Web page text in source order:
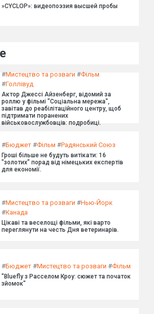
»CYCLOP»: видеопоэзия высшей пробы
#Мистецтво та розваги #Фільм
#Голлівуд
Актор Джессі Айзенберг, відомий за
роллю у фільмі "Соціальна мережа",
завітав до реабілітаційного центру, щоб
підтримати поранених
військовослужбовців: подробиці.
#Бюджет #Фільм #Радянський Союз
Гроші більше не будуть витікати: 16
"золотих" порад від німецьких експертів
для економії.
#Мистецтво та розваги #Нью-Йорк
#Канада
Цікаві та веселощі фільми, які варто
переглянути на честь Дня ветеринарів.
#Бюджет #Мистецтво та розваги #Фільм
"Bluefly з Расселом Кроу: сюжет та початок
зйомок"